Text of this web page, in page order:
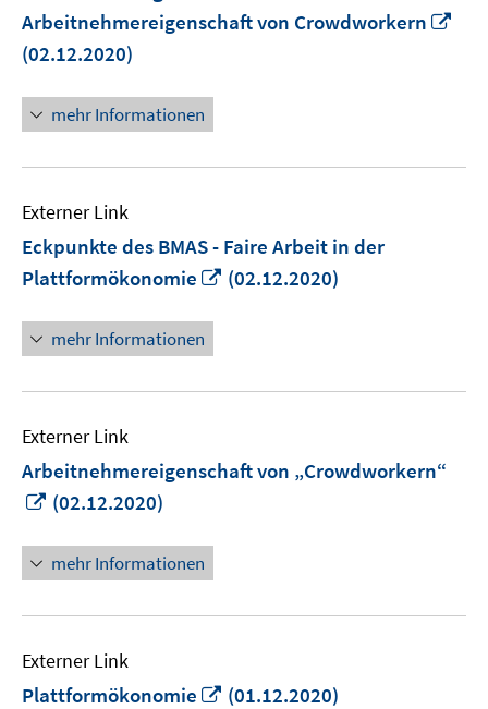
Arbeitnehmereigenschaft von Crowdworkern
(02.12.2020)
mehr Informationen
Externer Link
Eckpunkte des BMAS - Faire Arbeit in der
Plattformökonomie
In
(02.12.2020)
mehr Informationen
Externer Link
Arbeitnehmereigenschaft von „Crowdworkern“
In
Fenster
öffnen
(02.12.2020)
mehr Informationen
Externer Link
Plattformökonomie
In
(01.12.2020)